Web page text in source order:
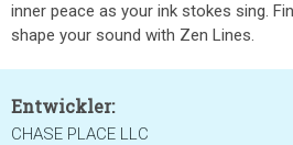
inner peace as your ink stokes sing.
shape your sound with Zen Lines.
Entwickler:
CHASE PLACE LLC